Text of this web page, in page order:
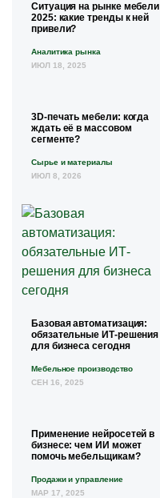
Ситуация на рынке мебели
2025: какие тренды к ней
привели?
Аналитика рынка
ИЮЛ 18, 2025
3D-печать мебели: когда
ждать её в массовом
сегменте?
Сырье и материалы
ИЮЛ 8, 2026
Базовая автоматизация:
обязательные ИТ-решения
для бизнеса сегодня
Мебельное производство
СЕН 16, 2025
Применение нейросетей в
бизнесе: чем ИИ может
помочь мебельщикам?
Продажи и управление
МАР 17, 2025